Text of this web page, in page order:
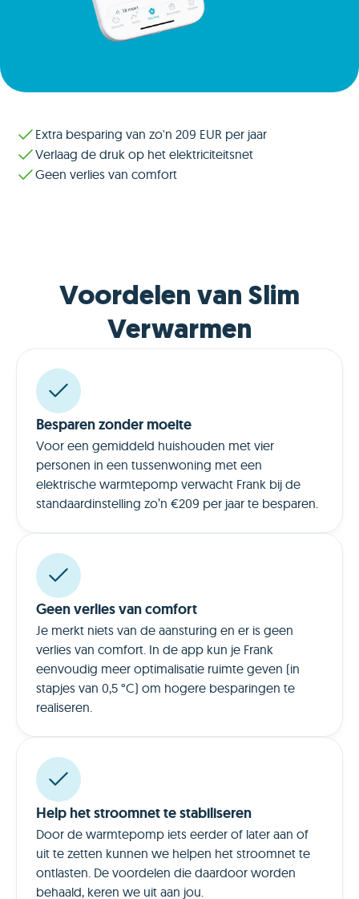
Extra besparing van zo'n 209 EUR per jaar
Verlaag de druk op het elektriciteitsnet
Geen verlies van comfort
Voordelen van Slim
Verwarmen
Besparen zonder moeite
Voor een gemiddeld huishouden met vier
personen in een tussenwoning met een
elektrische warmtepomp verwacht Frank bij de
standaardinstelling zo’n €209 per jaar te besparen.
Geen verlies van comfort
Je merkt niets van de aansturing en er is geen
verlies van comfort. In de app kun je Frank
eenvoudig meer optimalisatie ruimte geven (in
stapjes van 0,5 °C) om hogere besparingen te
realiseren.
Help het stroomnet te stabiliseren
Door de warmtepomp iets eerder of later aan of
uit te zetten kunnen we helpen het stroomnet te
ontlasten. De voordelen die daardoor worden
behaald, keren we uit aan jou.